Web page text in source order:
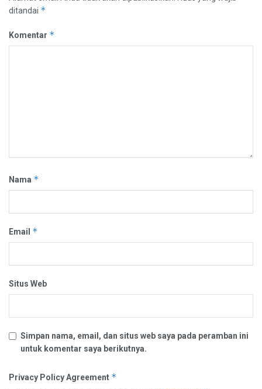
ditandai *
Komentar *
Nama *
Email *
Situs Web
Simpan nama, email, dan situs web saya pada peramban ini
untuk komentar saya berikutnya.
Privacy Policy Agreement *